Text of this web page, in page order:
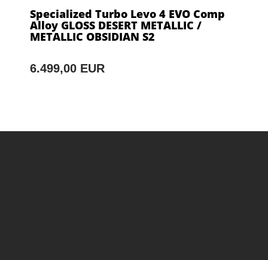
Specialized Turbo Levo 4 EVO Comp
Alloy GLOSS DESERT METALLIC /
METALLIC OBSIDIAN S2
6.499,00 EUR